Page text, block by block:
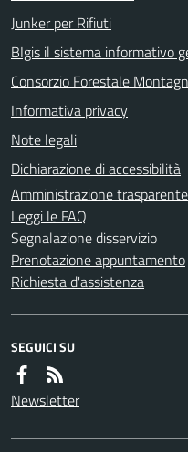
Junker per Rifiuti
BIgis il sistema informativo
Consorzio Forestale
Informativa privacy
Note legali
Dichiarazione di accessibilità
Amministrazione trasparente
Leggi le FAQ
Segnalazione disservizio
Prenotazione appuntamento
Richiesta d'assistenza
SEGUICI SU
Newsletter